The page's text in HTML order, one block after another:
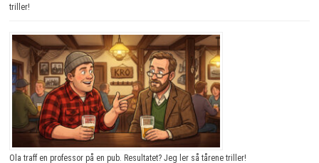
triller!
Ola traff en professor på en pub. Resultatet? Jeg ler så tårene triller!